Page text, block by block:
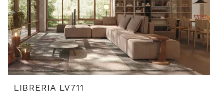
LIBRERIA LV711